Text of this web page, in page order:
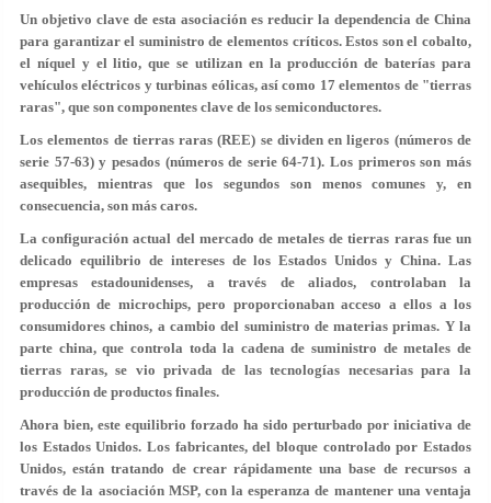
Un objetivo clave de esta asociación es reducir la dependencia de China
para garantizar el suministro de elementos críticos. Estos son el cobalto,
el níquel y el litio, que se utilizan en la producción de baterías para
vehículos eléctricos y turbinas eólicas, así como 17 elementos de "tierras
raras", que son componentes clave de los semiconductores.
Los elementos de tierras raras (REE) se dividen en ligeros (números de
serie 57-63) y pesados (números de serie 64-71). Los primeros son más
asequibles, mientras que los segundos son menos comunes y, en
consecuencia, son más caros.
La configuración actual del mercado de metales de tierras raras fue un
delicado equilibrio de intereses de los Estados Unidos y China. Las
empresas estadounidenses, a través de aliados, controlaban la
producción de microchips, pero proporcionaban acceso a ellos a los
consumidores chinos, a cambio del suministro de materias primas. Y la
parte china, que controla toda la cadena de suministro de metales de
tierras raras, se vio privada de las tecnologías necesarias para la
producción de productos finales.
Ahora bien, este equilibrio forzado ha sido perturbado por iniciativa de
los Estados Unidos. Los fabricantes, del bloque controlado por Estados
Unidos, están tratando de crear rápidamente una base de recursos a
través de la asociación MSP, con la esperanza de mantener una ventaja